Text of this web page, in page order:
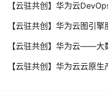
【云驻共创】华为云
【云驻共创】华为云图引擎
【云驻共创】华为云——大
【云驻共创】华为云云原